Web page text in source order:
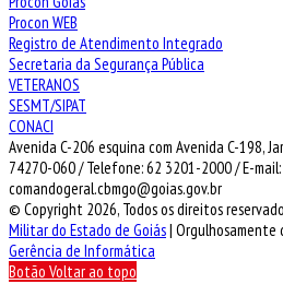
Procon WEB
Registro de Atendimento Integrado
Secretaria da Segurança Pública
VETERANOS
SESMT/SIPAT
CONACI
Avenida C-206 esquina com Avenida C-198,
74270-060 / Telefone: 62 3201-2000 / E-mail:
comandogeral.cbmgo@goias.gov.br
© Copyright 2026, Todos os direitos
Militar do Estado de Goiás| Orgulhosamente
Gerência de Informática
Botão Voltar ao topo